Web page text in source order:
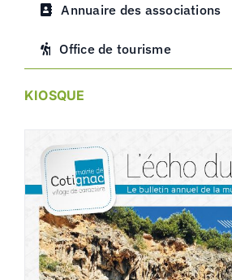
Annuaire des associations
Office de tourisme
KIOSQUE